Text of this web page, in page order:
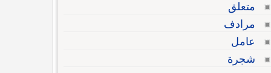
متعلق
مرادف
عامل
شجرة